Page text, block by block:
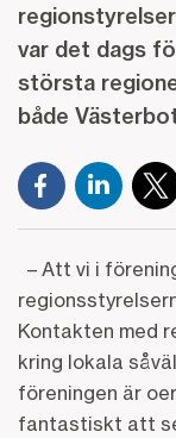
var det dags
största
både
– Att vi i
Kontakten med
kring lokala
föreningen är
fantastiskt att